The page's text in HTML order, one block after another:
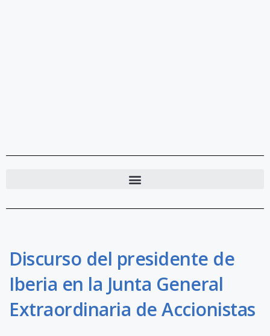
Discurso del presidente de
Iberia en la Junta General
Extraordinaria de Accionistas